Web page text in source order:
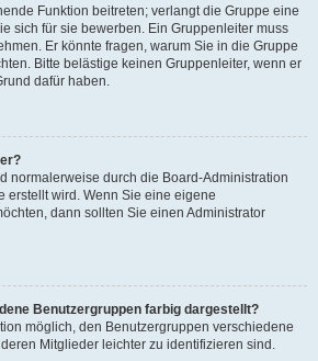
Funktion beitreten; verlangt die Gruppe eine
sich für sie bewerben. Ein Gruppenleiter muss
Er könnte fragen, warum Sie in die Gruppe
Bitte belästige keinen Gruppenleiter, wenn er
dafür haben.
normalerweise durch die Board-Administration
erstellt wird. Wenn Sie eine eigene
dann sollten Sie einen Administrator
Benutzergruppen farbig dargestellt?
möglich, den Benutzergruppen verschiedene
Mitglieder leichter zu identifizieren sind.